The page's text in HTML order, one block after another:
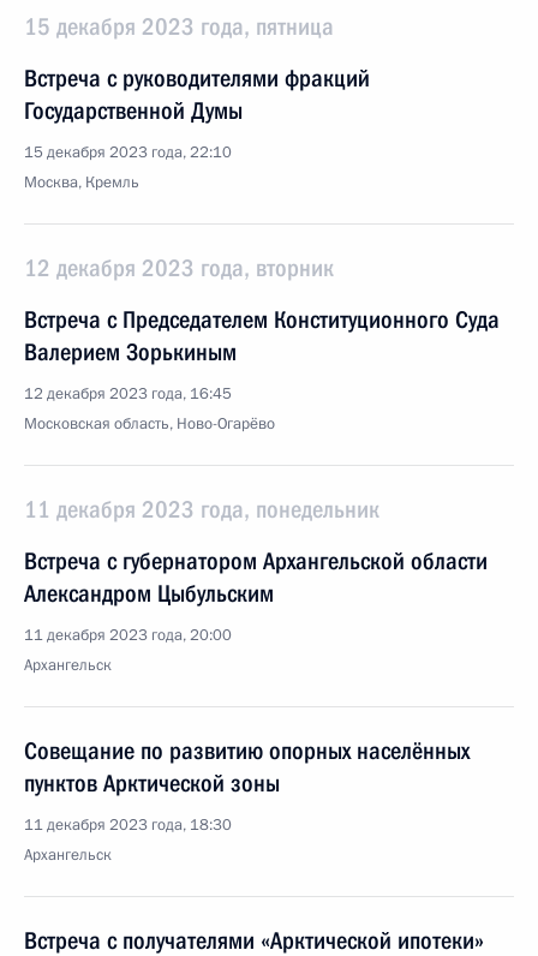
15 декабря 2023 года, пятница
Встреча с руководителями фракций
Государственной Думы
15 декабря 2023 года, 22:10
Москва, Кремль
12 декабря 2023 года, вторник
Встреча с Председателем Конституционного Суда
Валерием Зорькиным
12 декабря 2023 года, 16:45
Московская область, Ново-Огарёво
11 декабря 2023 года, понедельник
Встреча с губернатором Архангельской области
Александром Цыбульским
11 декабря 2023 года, 20:00
Архангельск
Совещание по развитию опорных населённых
пунктов Арктической зоны
11 декабря 2023 года, 18:30
Архангельск
Встреча с получателями «Арктической ипотеки»